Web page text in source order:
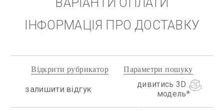
ІНФОРМАЦІЯ ПРО ДОСТАВКУ
залишити відгук
дивитись 3D
модель
Відкрити рубрикатор Параметри пошуку